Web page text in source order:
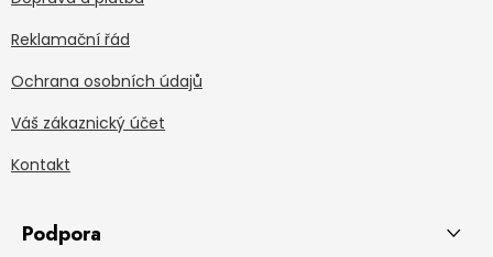
Reklamační řád
Ochrana osobních údajů
Váš zákaznický účet
Kontakt
Podpora